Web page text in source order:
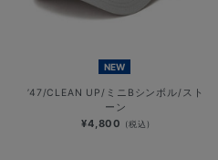
NEW
’47/CLEAN UP/ミニBシンボル/スト
ーン
¥4,800 (税込)